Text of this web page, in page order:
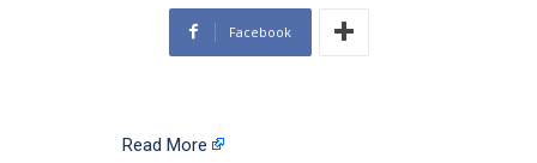
Facebook
Read More